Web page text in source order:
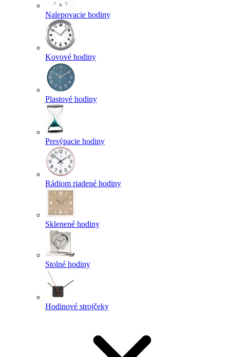
Nalepovacie hodiny
Kovové hodiny
Plastové hodiny
Presýpacie hodiny
Rádiom riadené hodiny
Sklenené hodiny
Stolné hodiny
Hodinové strojčeky